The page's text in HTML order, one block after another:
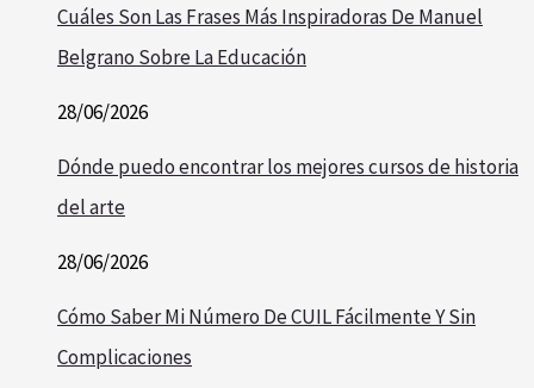
Cuáles Son Las Frases Más Inspiradoras De Manuel
Belgrano Sobre La Educación
28/06/2026
Dónde puedo encontrar los mejores cursos de historia
del arte
28/06/2026
Cómo Saber Mi Número De CUIL Fácilmente Y Sin
Complicaciones